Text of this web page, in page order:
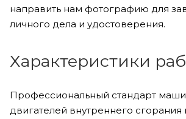
направить нам фотографию для
личного дела и удостоверения.
Характеристики
Профессиональный стандарт
двигателей внутреннего сгорания